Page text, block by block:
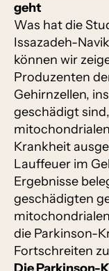
geht
Was hat die
Issazadeh-
können wir
Produzenten
Gehirnzellen,
geschädigt
Krankheit
Lauffeuer im
Ergebnisse
geschädigten
die Parkinson-
Fortschreiten